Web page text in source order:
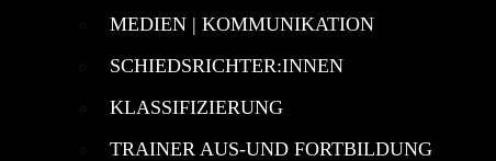
MEDIEN | KOMMUNIKATION
SCHIEDSRICHTER:INNEN
KLASSIFIZIERUNG
TRAINER AUS-UND FORTBILDUNG